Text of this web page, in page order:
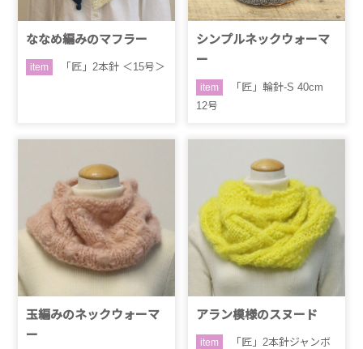
ななめ編みのマフラー
item 「匠」2本針 ＜15号＞
シンプルネックウォーマ
ー
item
「匠」輪針-S 40cm
12号
玉編みのネックウォーマ
ー
アラン模様のスヌード
item
「匠」2本針ジャンボ